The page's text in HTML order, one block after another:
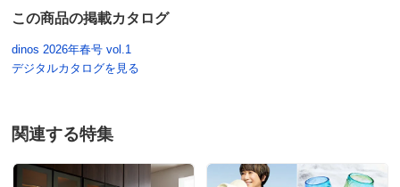
この商品の掲載カタログ
dinos 2026年春号 vol.1
デジタルカタログを見る
関連する特集